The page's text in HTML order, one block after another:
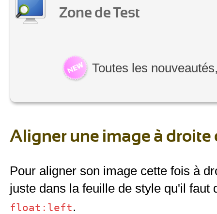
Zone de Test
Toutes les
Aligner une image à droite
Pour aligner son image cette fois à
juste dans la feuille de style qu'il faut
float:left.